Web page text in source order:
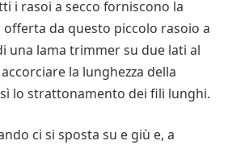
i rasoi a secco forniscono la
da questo piccolo rasoio a
una lama trimmer su due lati al
la lunghezza della
lo strattonamento dei fili lunghi.
ci si sposta su e giù e, a